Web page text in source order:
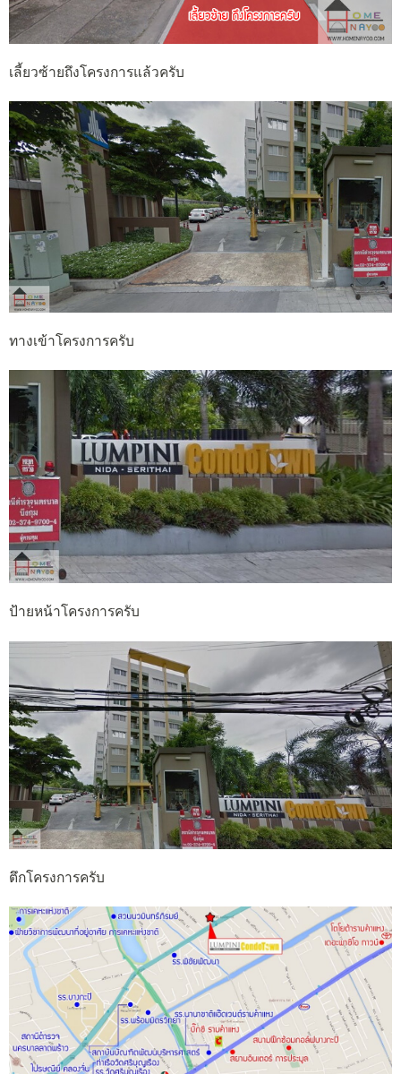
เลี้ยวซ้ายถึงโครงการแล้วครับ
ทางเข้าโครงการครับ
ป้ายหน้าโครงการครับ
ตึกโครงการครับ